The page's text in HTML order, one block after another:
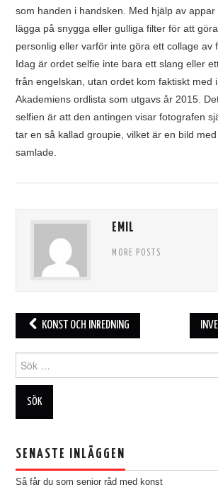
som handen i handsken. Med hjälp av
lägga på snygga eller gulliga filter för att
personlig eller varför inte göra ett collage av
Idag är ordet selfie inte bara ett slang eller
från engelskan, utan ordet kom faktiskt med
Akademiens ordlista som utgavs år 2015.
selfien är att den antingen visar fotografen
tar en så kallad groupie, vilket är en bild
samlade.
EMIL
MORE POSTS
Post
navigation
KONST OCH INREDNING
Search
for:
SENASTE INLÄGGEN
Så får du som senior råd med konst